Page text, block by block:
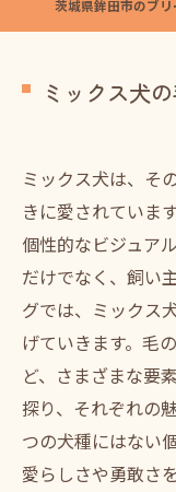
ミックス犬
ミックス犬は、そ
きに愛されていま
個性的なビジュア
だけでなく、飼い
グでは、ミックス
げていきます。毛
ど、さまざまな要
探り、それぞれの
つの犬種にはない
愛らしさや勇敢さ